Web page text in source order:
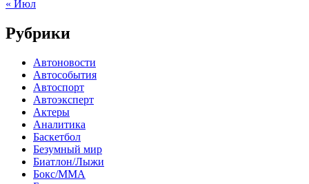
« Июл
Рубрики
Автоновости
Автособытия
Автоспорт
Автоэксперт
Актеры
Аналитика
Баскетбол
Безумный мир
Биатлон/Лыжи
Бокс/MMA